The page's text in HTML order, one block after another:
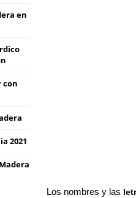
en
con
2021
Los nombres y las